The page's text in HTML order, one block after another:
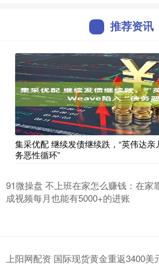
推荐资讯
集采优配 继续发债继续跌，“英伟达亲
务恶性循环”
91微操盘 不上班在家怎么赚钱：在家
成视频每月也能有5000+的进账
上阳网配资 国际现货黄金重返3400美